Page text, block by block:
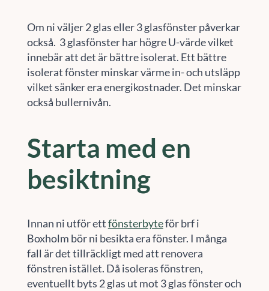
Om ni väljer 2 glas eller 3 glasfönster påverkar
också. 3 glasfönster har högre U-värde vilket
innebär att det är bättre isolerat. Ett bättre
isolerat fönster minskar värme in- och utsläpp
vilket sänker era energikostnader. Det minskar
också bullernivån.
Starta med en
besiktning
Innan ni utför ettfönsterbyteför brf i
Boxholm bör ni besikta era fönster. I många
fall är det tillräckligt med att renovera
fönstren istället. Då isoleras fönstren,
eventuellt byts 2 glas ut mot 3 glas fönster och